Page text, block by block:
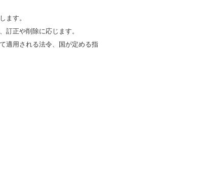
ます。
訂正や削除に応じます。
適用される法令、国が定める指